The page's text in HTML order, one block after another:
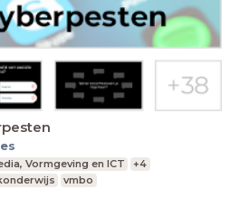
Vormgeving en ICT
+4
vmbo